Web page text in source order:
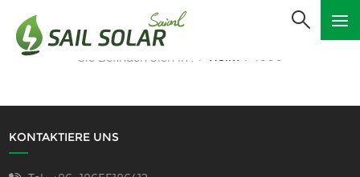
Sie Befinden Sich In : Heim 1000
KONTAKTIERE UNS